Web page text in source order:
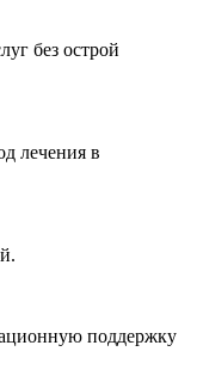
без острой
лечения в
поддержку